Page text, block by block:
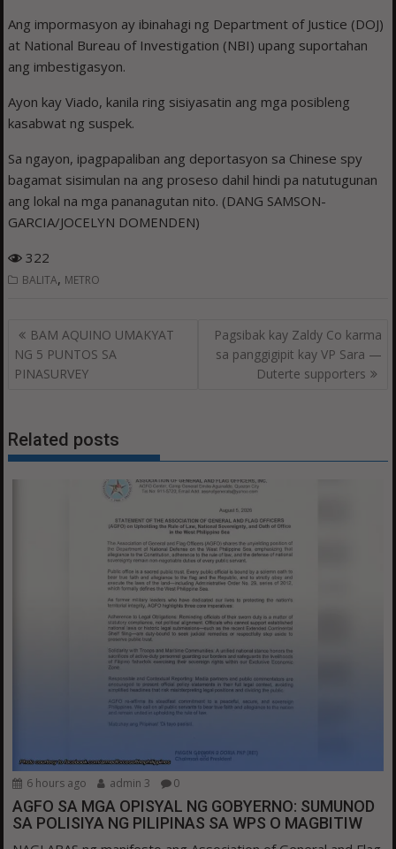
Ang impormasyon ay ibinahagi ng Department of Justice (DOJ)
at National Bureau of Investigation (NBI) upang suportahan
ang imbestigasyon.
Ayon kay Viado, kanila ring sisiyasatin ang mga posibleng
kasabwat ng suspek.
Sa ngayon, ipagpapaliban ang deportasyon sa Chinese spy
bagamat sisimulan na ang proseso dahil hindi pa natutugunan
ang lokal na mga pananagutan nito. (DANG SAMSON-
GARCIA/JOCELYN DOMENDEN)
322
BALITA, METRO
Post
navigation
BAM AQUINO UMAKYAT
NG 5 PUNTOS SA
PINASURVEY
Pagsibak kay Zaldy Co karma
sa panggigipit kay VP Sara —
Duterte supporters
Related posts
6 hours ago admin 3 0
AGFO SA MGA OPISYAL NG GOBYERNO: SUMUNOD
SA POLISIYA NG PILIPINAS SA WPS O MAGBITIW